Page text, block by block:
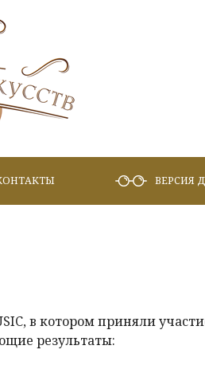
ВЕРСИЯ
в котором приняли
результаты: